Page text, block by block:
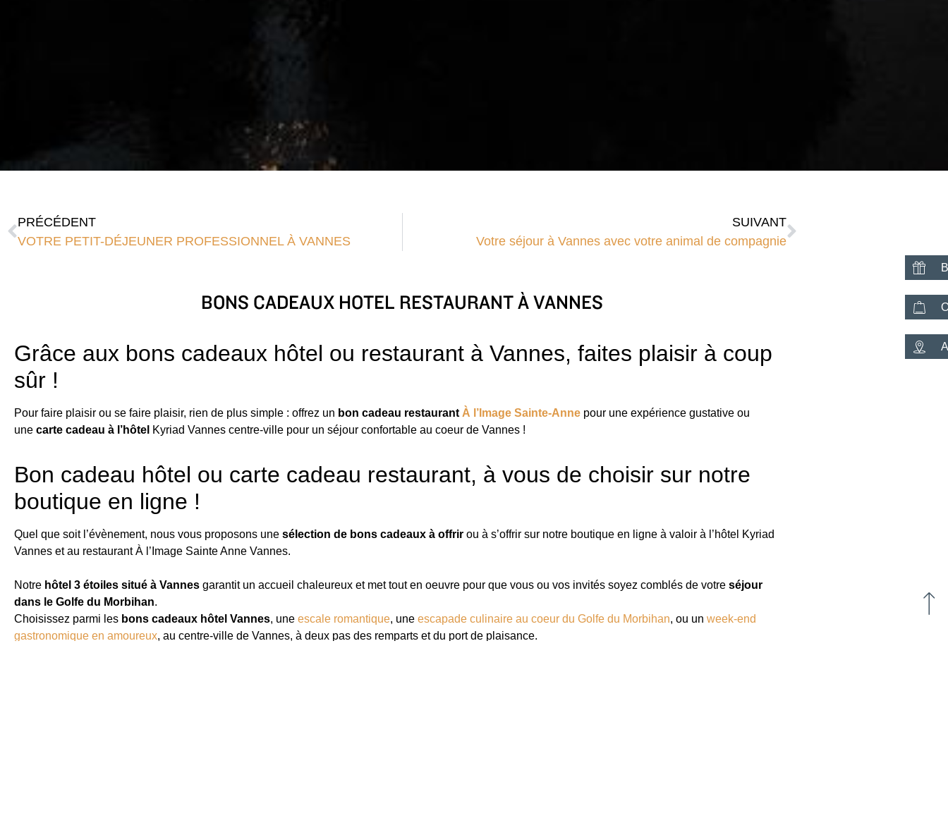
PRÉCÉDENT
VOTRE PETIT-DÉJEUNER PROFESSIONNEL À VANNES
SUIVANT
Votre séjour à Vannes avec votre animal de compagnie
BONS CADEAUX HOTEL RESTAURANT À VANNES
Grâce aux bons cadeaux hôtel ou restaurant à Vannes, faites plaisir à coup
sûr !
Pour faire plaisir ou se faire plaisir, rien de plus simple : offrez un bon cadeau restaurant À l’Image Sainte-Anne pour une expérience gustative ou
une carte cadeau à l’hôtel Kyriad Vannes centre-ville pour un séjour confortable au coeur de Vannes !
Bon cadeau hôtel ou carte cadeau restaurant, à vous de choisir sur notre
boutique en ligne !
Quel que soit l’évènement, nous vous proposons une sélection de bons cadeaux à offrir ou à s’offrir sur notre boutique en ligne à valoir à l’hôtel Kyriad
Vannes et au restaurant À l’Image Sainte Anne Vannes.
Notre hôtel 3 étoiles situé à Vannes garantit un accueil chaleureux et met tout en oeuvre pour que vous ou vos invités soyez comblés de votre séjour
dans le Golfe du Morbihan.
Choisissez parmi les bons cadeaux hôtel Vannes, une escale romantique, une escapade culinaire au coeur du Golfe du Morbihan, ou un week-end
gastronomique en amoureux, au centre-ville de Vannes, à deux pas des remparts et du port de plaisance.